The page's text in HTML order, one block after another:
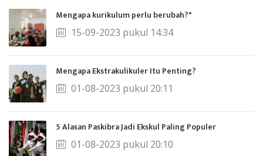
Mengapa kurikulum perlu berubah?"
15-09-2023 pukul 14:34
Mengapa Ekstrakulikuler Itu Penting?
01-08-2023 pukul 20:11
5 Alasan Paskibra Jadi Ekskul Paling Populer
01-08-2023 pukul 20:10